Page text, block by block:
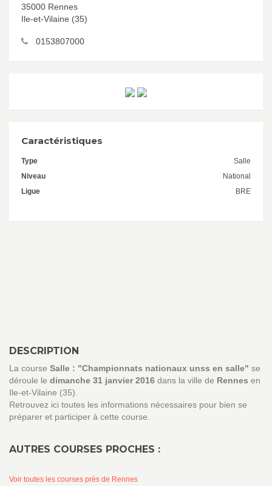
35000 Rennes
Ile-et-Vilaine (35)
0153807000
Caractéristiques
Type
Salle
Niveau
National
Ligue
BRE
DESCRIPTION
La course Salle : "Championnats nationaux unss en salle" se
déroule le dimanche 31 janvier 2016 dans la ville de Rennes en
Ile-et-Vilaine (35).
Retrouvez ici toutes les informations nécessaires pour bien se
préparer et participer à cette course.
AUTRES COURSES PROCHES :
Voir toutes les courses près de Rennes